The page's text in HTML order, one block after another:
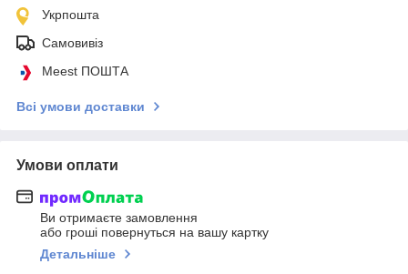
Укрпошта
Самовивіз
Meest ПОШТА
Всі умови доставки
Умови оплати
Ви отримаєте замовлення
або гроші повернуться на вашу картку
Детальніше